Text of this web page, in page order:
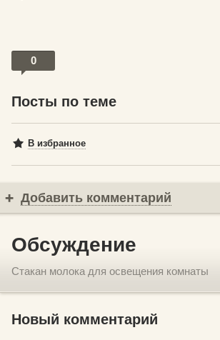
0
Посты по теме
В избранное
Добавить комментарий
Обсуждение
Стакан молока для освещения комнаты
Новый комментарий